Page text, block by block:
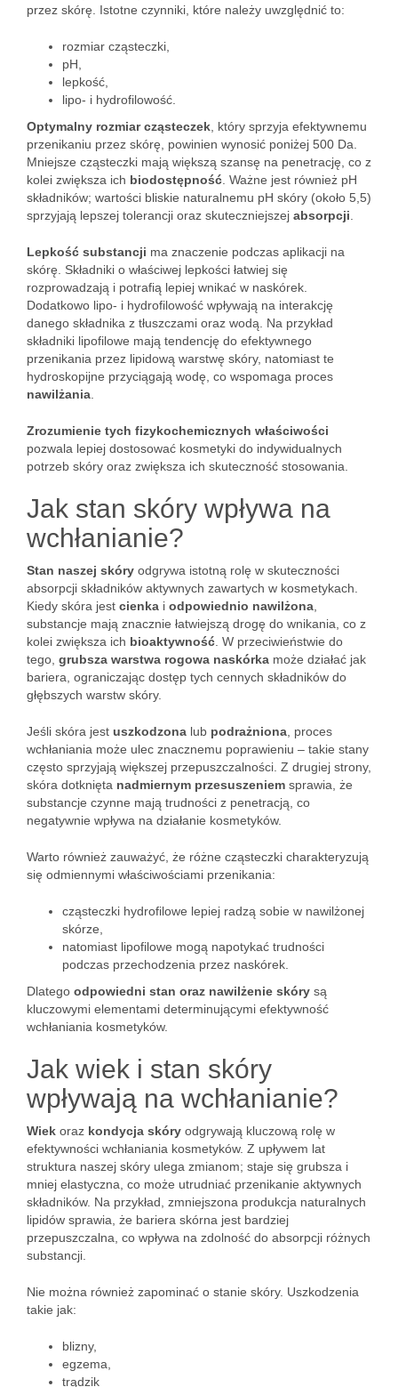
przez skórę. Istotne czynniki, które należy uwzględnić to:
rozmiar cząsteczki,
pH,
lepkość,
lipo- i hydrofilowość.
Optymalny rozmiar cząsteczek , który sprzyja efektywnemu
przenikaniu przez skórę, powinien wynosić poniżej 500 Da.
Mniejsze cząsteczki mają większą szansę na penetrację, co z
kolei zwiększa ich biodostępność . Ważne jest również pH
składników; wartości bliskie naturalnemu pH skóry (około 5,5)
sprzyjają lepszej tolerancji oraz skuteczniejszej absorpcji
Lepkość substancji ma znaczenie podczas aplikacji na
skórę. Składniki o właściwej lepkości łatwiej się
rozprowadzają i potrafią lepiej wnikać w naskórek.
Dodatkowo lipo- i hydrofilowość wpływają na interakcję
danego składnika z tłuszczami oraz wodą. Na przykład
składniki lipofilowe mają tendencję do efektywnego
przenikania przez lipidową warstwę skóry, natomiast te
hydroskopijne przyciągają wodę, co wspomaga proces
nawilżania
Zrozumienie tych fizykochemicznych właściwości
pozwala lepiej dostosować kosmetyki do indywidualnych
potrzeb skóry oraz zwiększa ich skuteczność stosowania.
Jak stan skóry wpływa na
wchłanianie?
Stan naszej skóry odgrywa istotną rolę w skuteczności
absorpcji składników aktywnych zawartych w kosmetykach.
Kiedy skóra jest cienka i odpowiednio nawilżona
substancje mają znacznie łatwiejszą drogę do wnikania, co z
kolei zwiększa ich bioaktywność . W przeciwieństwie do
tego, grubsza warstwa rogowa naskórka może działać jak
bariera, ograniczając dostęp tych cennych składników do
głębszych warstw skóry.
Jeśli skóra jest uszkodzona lub podrażniona , proces
wchłaniania może ulec znacznemu poprawieniu – takie stany
często sprzyjają większej przepuszczalności. Z drugiej strony,
skóra dotknięta nadmiernym przesuszeniem sprawia, że
substancje czynne mają trudności z penetracją, co
negatywnie wpływa na działanie kosmetyków.
Warto również zauważyć, że różne cząsteczki charakteryzują
się odmiennymi właściwościami przenikania:
cząsteczki hydrofilowe lepiej radzą sobie w nawilżonej
skórze,
natomiast lipofilowe mogą napotykać trudności
podczas przechodzenia przez naskórek.
Dlatego odpowiedni stan oraz nawilżenie skóry są
kluczowymi elementami determinującymi efektywność
wchłaniania kosmetyków.
Jak wiek i stan skóry
wpływają na wchłanianie?
Wiek oraz kondycja skóry odgrywają kluczową rolę w
efektywności wchłaniania kosmetyków. Z upływem lat
struktura naszej skóry ulega zmianom; staje się grubsza i
mniej elastyczna, co może utrudniać przenikanie aktywnych
składników. Na przykład, zmniejszona produkcja naturalnych
lipidów sprawia, że bariera skórna jest bardziej
przepuszczalna, co wpływa na zdolność do absorpcji różnych
substancji.
Nie można również zapominać o stanie skóry. Uszkodzenia
takie jak:
blizny,
egzema,
trądzik